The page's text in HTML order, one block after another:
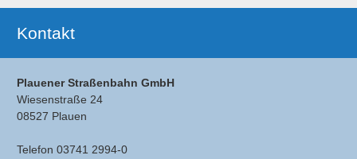
Kontakt
Plauener Straßenbahn GmbH
Wiesenstraße 24
08527 Plauen
Telefon 03741 2994-0